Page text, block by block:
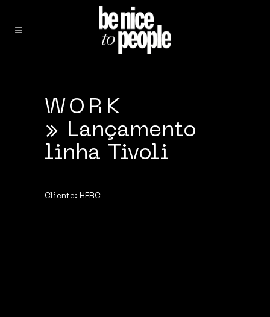
WORK
» Lançamento
linha Tivoli
Cliente: HERC